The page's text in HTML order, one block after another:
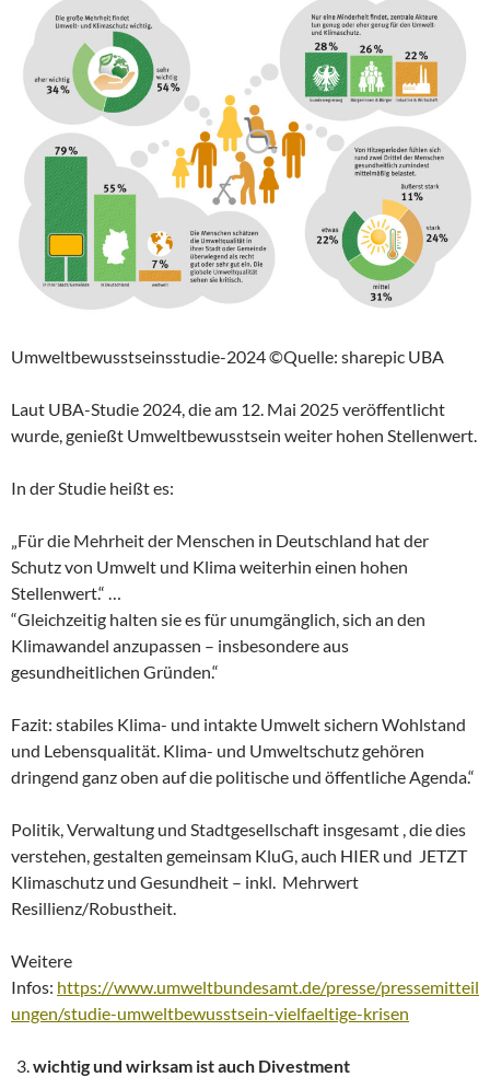
Umweltbewusstseinsstudie-2024 ©Quelle: sharepic UBA
Laut UBA-Studie 2024, die am 12. Mai 2025 veröffentlicht
wurde, genießt Umweltbewusstsein weiter hohen Stellenwert.
In der Studie heißt es:
„Für die Mehrheit der Menschen in Deutschland hat der
Schutz von Umwelt und Klima weiterhin einen hohen
Stellenwert.“ …
“Gleichzeitig halten sie es für unumgänglich, sich an den
Klimawandel anzupassen – insbesondere aus
gesundheitlichen Gründen.“
Fazit: stabiles Klima- und intakte Umwelt sichern Wohlstand
und Lebensqualität. Klima- und Umweltschutz gehören
dringend ganz oben auf die politische und öffentliche Agenda.“
Politik, Verwaltung und Stadtgesellschaft insgesamt , die dies
verstehen, gestalten gemeinsam KluG, auch HIER und JETZT
Klimaschutz und Gesundheit – inkl. Mehrwert
Resillienz/Robustheit.
Weitere
Infos: https://www.umweltbundesamt.de/presse/pressemitteil
ungen/studie-umweltbewusstsein-vielfaeltige-krisen
wichtig und wirksam ist auch Divestment